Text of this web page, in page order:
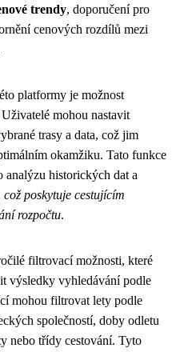
trendy, doporučení pro
cenových rozdílů mezi
platformy je možnost
mohou nastavit
trasy a data, což jim
okamžiku. Tato funkce
historických dat a
což poskytuje cestujícím
rozpočtu.
filtrovací možnosti, které
výsledky vyhledávání podle
mohou filtrovat lety podle
společností, doby odletu
nebo třídy cestování. Tyto